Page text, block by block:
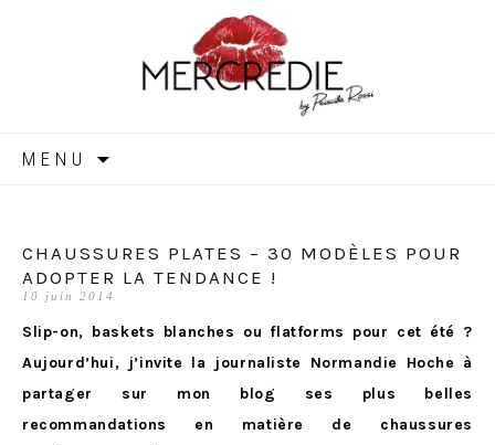
MERCREDIE
MENU
CHAUSSURES PLATES – 30 MODÈLES POUR
ADOPTER LA TENDANCE !
10 juin 2014
Slip-on, baskets blanches ou flatforms pour cet été ?
Aujourd’hui, j’invite la journaliste Normandie Hoche à
partager sur mon blog ses plus belles
recommandations en matière de chaussures